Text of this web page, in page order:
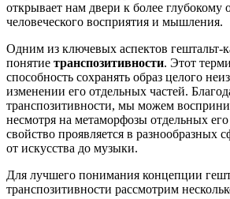
открывает нам двери к более глубокому
человеческого восприятия и мышления.
Одним из ключевых аспектов гештальт-
понятие транспозитивности. Этот
способность сохранять образ целого
изменении его отдельных частей.
транспозитивности, мы можем
несмотря на метаморфозы отдельных
свойство проявляется в разнообразных
от искусства до музыки.
Для лучшего понимания концепции
транспозитивности рассмотрим